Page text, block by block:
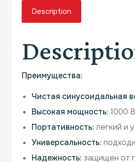
Description
Преимущества:
Чистая синусоидальная
Высокая мощность: 1000
Портативность: легкий и
Универсальность:
Надежность: защищен от